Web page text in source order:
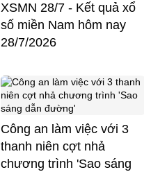
XSMN 28/7 - Kết quả xổ
số miền Nam hôm nay
28/7/2026
Công an làm việc với 3
thanh niên cợt nhả
chương trình 'Sao sáng